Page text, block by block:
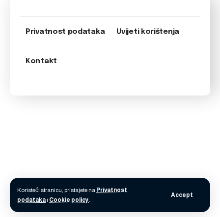
Koristeći stranicu, pristajete na Privatnost
podatakai Cookie policy.
Accept
Privatnost podataka Uvijeti korištenja
Kontakt